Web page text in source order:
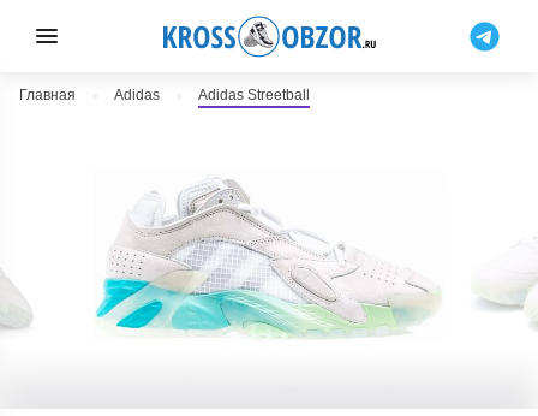
Главная Adidas Adidas Streetball